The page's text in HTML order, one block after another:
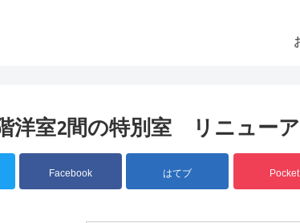
洋室2間の特別室 リニューア
Facebook はてブ Pocket